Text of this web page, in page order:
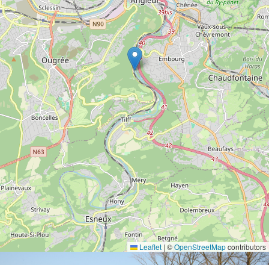
Leaflet | ©OpenStreetMapcontributors